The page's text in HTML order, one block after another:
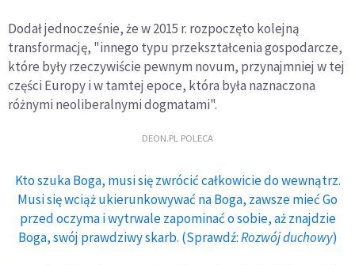
Dodał jednocześnie, że w 2015 r. rozpoczęto kolejną
transformację, "innego typu przekształcenia gospodarcze,
które były rzeczywiście pewnym novum, przynajmniej w tej
części Europy i w tamtej epoce, która była naznaczona
różnymi neoliberalnymi dogmatami".
DEON.PL POLECA
Kto szuka Boga, musi się zwrócić całkowicie do wewnątrz.
Musi się wciąż ukierunkowywać na Boga, zawsze mieć Go
przed oczyma i wytrwale zapominać o sobie, aż znajdzie
Boga, swój prawdziwy skarb. (Sprawdź:Rozwój duchowy)